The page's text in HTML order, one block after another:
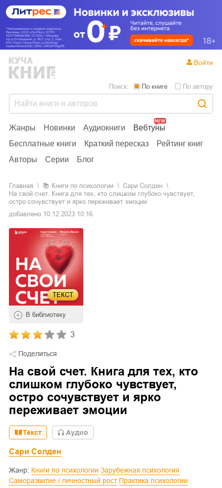
Жанры Новинки Аудиокниги
Вебтуны
Бесплатные книги
Краткий пересказ
Рейтинг книг
Авторы
Серии Блог
Поиск: По книге По автору
Войти
Главная 📚 книги по психологии
Сари Солден
На свой счет. Книга для тех, кто слишком глубоко чувствует,
остро сочувствует и ярко переживает эмоции
добавлено 10.12.2023 10:16
ТЕКСТ
В библиотеку
3
Поделиться
На свой счет. Книга для тех, кто
слишком глубоко чувствует,
остро сочувствует и ярко
переживает эмоции
Текст Aудио
Сари Солден
Жанр: Книги по психологии
Зарубежная психология
Саморазвитие / личностный рост
Практика психологии